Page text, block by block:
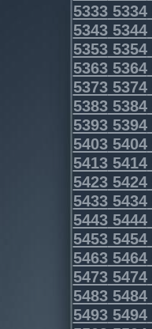
53335334
53435344
53535354
53635364
53735374
53835384
53935394
54035404
54135414
54235424
54335434
54435444
54535454
54635464
54735474
54835484
54935494